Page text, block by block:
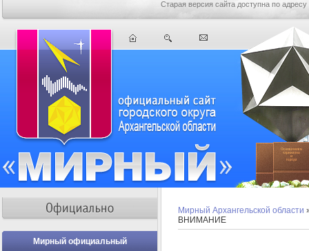
Старая версия сайта доступна по адресу
Мирный официальный
Мирный Архангельской области
ВНИМАНИЕ